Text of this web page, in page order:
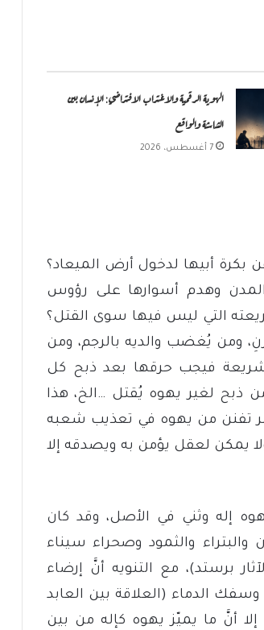
الهوية الرقمية والاغتراب الافتراضي: الإنسان بين
الشاشة والواقع
7 أغسطس، 2026
أبيها لدخول أرض الميعاد؟
وهدم أسوارها على رؤوس
التي ليس فيها سوى القتل؟
ومن يُغضب والديه بالرجم، ومن
فيجب حرقها بعد ذبح كل
ذبح لغير يهوه يُقتل …الخ، هذا
إلى مجموعة لعنات ذكرها إصحاح التثنية 28 تُعتبر تفنن من يهوه في تعذيب شعبه
يمكن لعقل يؤمن به ويصدقه إلا
إله وثني في الأصل، وقد كان
والبتراء والثمود وصحراء سيناء
برستد)، مع التنويه أنَّ إرضاء
الدماء (العلاقة بين العابد
إلا أنَّ ما يميّز يهوه كإله من بين